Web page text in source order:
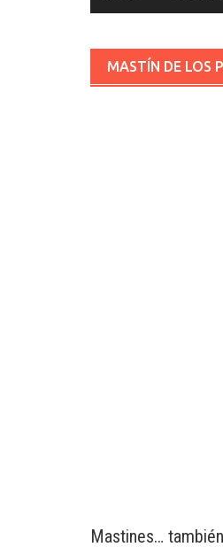
MASTÍN DE LOS
Mastines…